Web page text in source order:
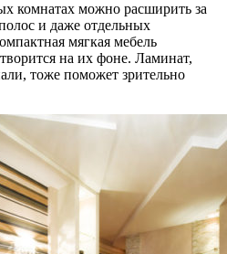
комнатах можно расширить за
и даже отдельных
мягкая мебель
на их фоне. Ламинат,
тоже поможет зрительно